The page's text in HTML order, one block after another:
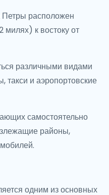
расположен
милях) к востоку от
различными видами
такси и аэропортовские
самостоятельно
районы,
одним из основных